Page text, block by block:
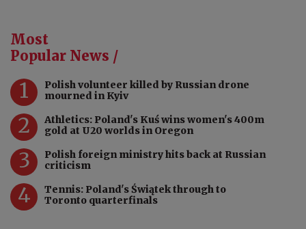
Most
Popular News /
1
Polish volunteer killed by Russian drone
mourned in Kyiv
2
Athletics: Poland's Kuś wins women's 400m
gold at U20 worlds in Oregon
3
Polish foreign ministry hits back at Russian
criticism
4
Tennis: Poland's Świątek through to
Toronto quarterfinals